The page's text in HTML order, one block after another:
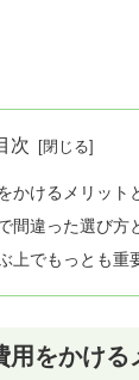
次
かけるメリット
間違った選び方
上でもっとも重
用をかける